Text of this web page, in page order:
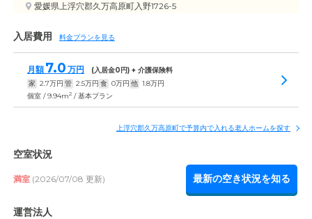
愛媛県上浮穴郡久万高原町入野1726-5
入居費用 料金プランを見る
月額 7.0 万円 (入居金0円) + 介護保険料
家 2.7万円 管 2.5万円 食 0万円 他 1.8万円
個室 / 9.94m2 / 基本プラン
上浮穴郡久万高原町で予算内で入れる老人ホームを探す
空室状況
満室 (2026/07/08 更新) 最新の空き状況を知る
運営法人